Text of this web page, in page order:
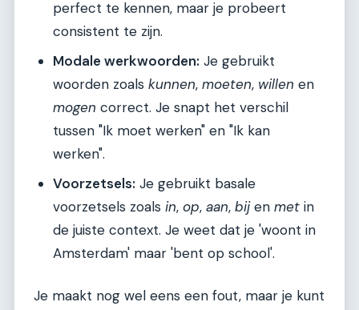
perfect te kennen, maar je probeert
consistent te zijn.
Modale werkwoorden: Je gebruikt
woorden zoals kunnen, moeten, willen en
mogen correct. Je snapt het verschil
tussen "Ik moet werken" en "Ik kan
werken".
Voorzetsels: Je gebruikt basale
voorzetsels zoals in, op, aan, bijen met in
de juiste context. Je weet dat je 'woont in
Amsterdam' maar 'bent op school'.
Je maakt nog wel eens een fout, maar je kunt